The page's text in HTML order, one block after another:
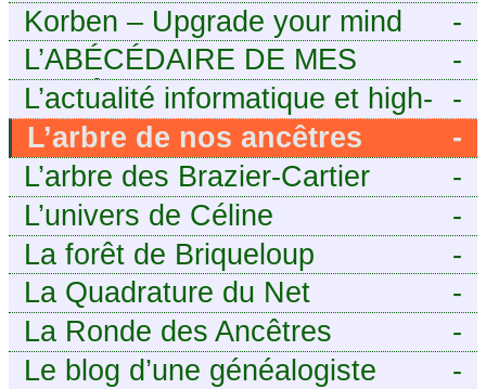
-
Korben – Upgrade your mind
-
L’ABÉCÉDAIRE DE MES
ANCÊTRES – Tout ce que
j’aurais aimé savoir sur ma
famille mais n’ai jamais osé
demander
-
L’actualité informatique et high-
tech pour décideurs IT.
-
L’arbre de nos ancêtres
-
L’arbre des Brazier-Cartier
-
L’univers de Céline
-
La forêt de Briqueloup
-
La Quadrature du Net
-
La Ronde des Ancêtres
-
Le blog d’une généalogiste